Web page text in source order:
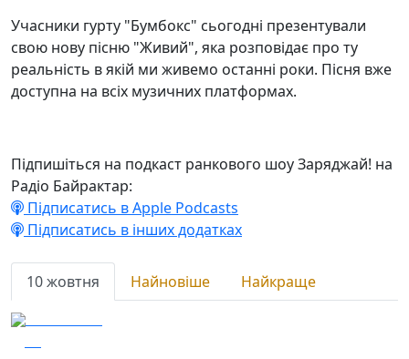
Учасники гурту "Бумбокс" сьогодні презентували
свою нову пісню "Живий", яка розповідає про ту
реальність в якій ми живемо останні роки. Пісня вже
доступна на всіх музичних платформах.
Підпишіться на подкаст ранкового шоу Заряджай! на
Радіо Байрактар:
Підписатись в Apple Podcasts
Підписатись в інших додатках
10 жовтня Найновіше
Найкраще